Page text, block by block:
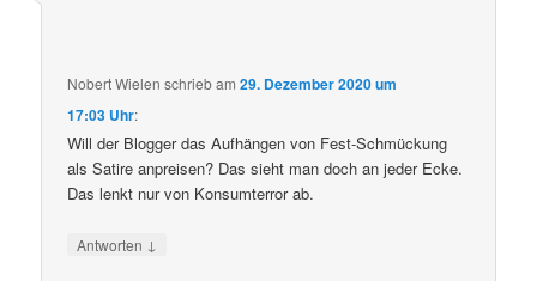
Nobert Wielen schriebam29. Dezember 2020 um
17:03 Uhr:
Will der Blogger das Aufhängen von Fest-Schmückung
als Satire anpreisen? Das sieht man doch an jeder Ecke.
Das lenkt nur von Konsumterror ab.
Antworten ↓